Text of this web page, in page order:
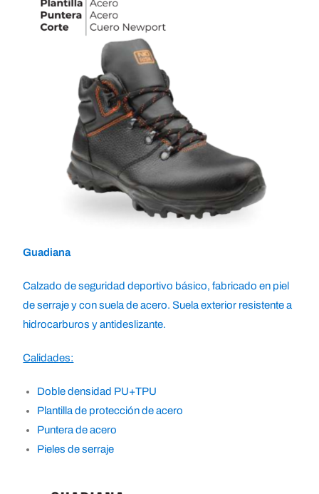
Guadiana
Calzado de seguridad deportivo básico, fabricado en piel
de serraje y con suela de acero.Suela exterior resistente a
hidrocarburos y antideslizante.
Calidades:
Doble densidad PU+TPU
Plantilla de protección de acero
Puntera de acero
Pieles de serraje